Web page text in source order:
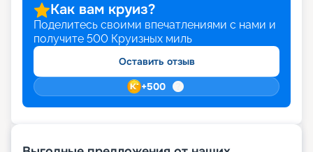
Как вам круиз?
Поделитесь своими впечатлениями с нами и
получите 500 Круизных миль
Оставить отзыв
+500